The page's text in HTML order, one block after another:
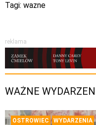
Tagi: wazne
reklama
WAŻNE
OSTROWIEC WYDARZENIA